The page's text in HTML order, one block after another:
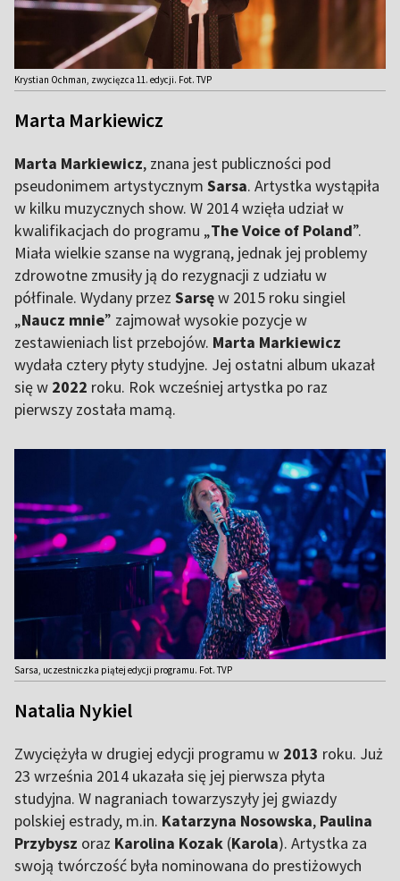
Krystian Ochman, zwycięzca 11. edycji. Fot. TVP
Marta Markiewicz
Marta Markiewicz, znana jest publiczności pod
pseudonimem artystycznym Sarsa. Artystka wystąpiła
w kilku muzycznych show. W 2014 wzięła udział w
kwalifikacjach do programu „The Voice of Poland”.
Miała wielkie szanse na wygraną, jednak jej problemy
zdrowotne zmusiły ją do rezygnacji z udziału w
półfinale. Wydany przez Sarsęw 2015 roku singiel
„Naucz mnie” zajmował wysokie pozycje w
zestawieniach list przebojów. Marta Markiewicz
wydała cztery płyty studyjne. Jej ostatni album ukazał
się w 2022 roku. Rok wcześniej artystka po raz
pierwszy została mamą.
Sarsa, uczestniczka piątej edycji programu. Fot. TVP
Natalia Nykiel
Zwyciężyła w drugiej edycji programu w 2013 roku. Już
23 września 2014 ukazała się jej pierwsza płyta
studyjna. W nagraniach towarzyszyły jej gwiazdy
polskiej estrady, m.in. Katarzyna Nosowska, Paulina
Przybysz oraz Karolina Kozak (Karola). Artystka za
swoją twórczość była nominowana do prestiżowych